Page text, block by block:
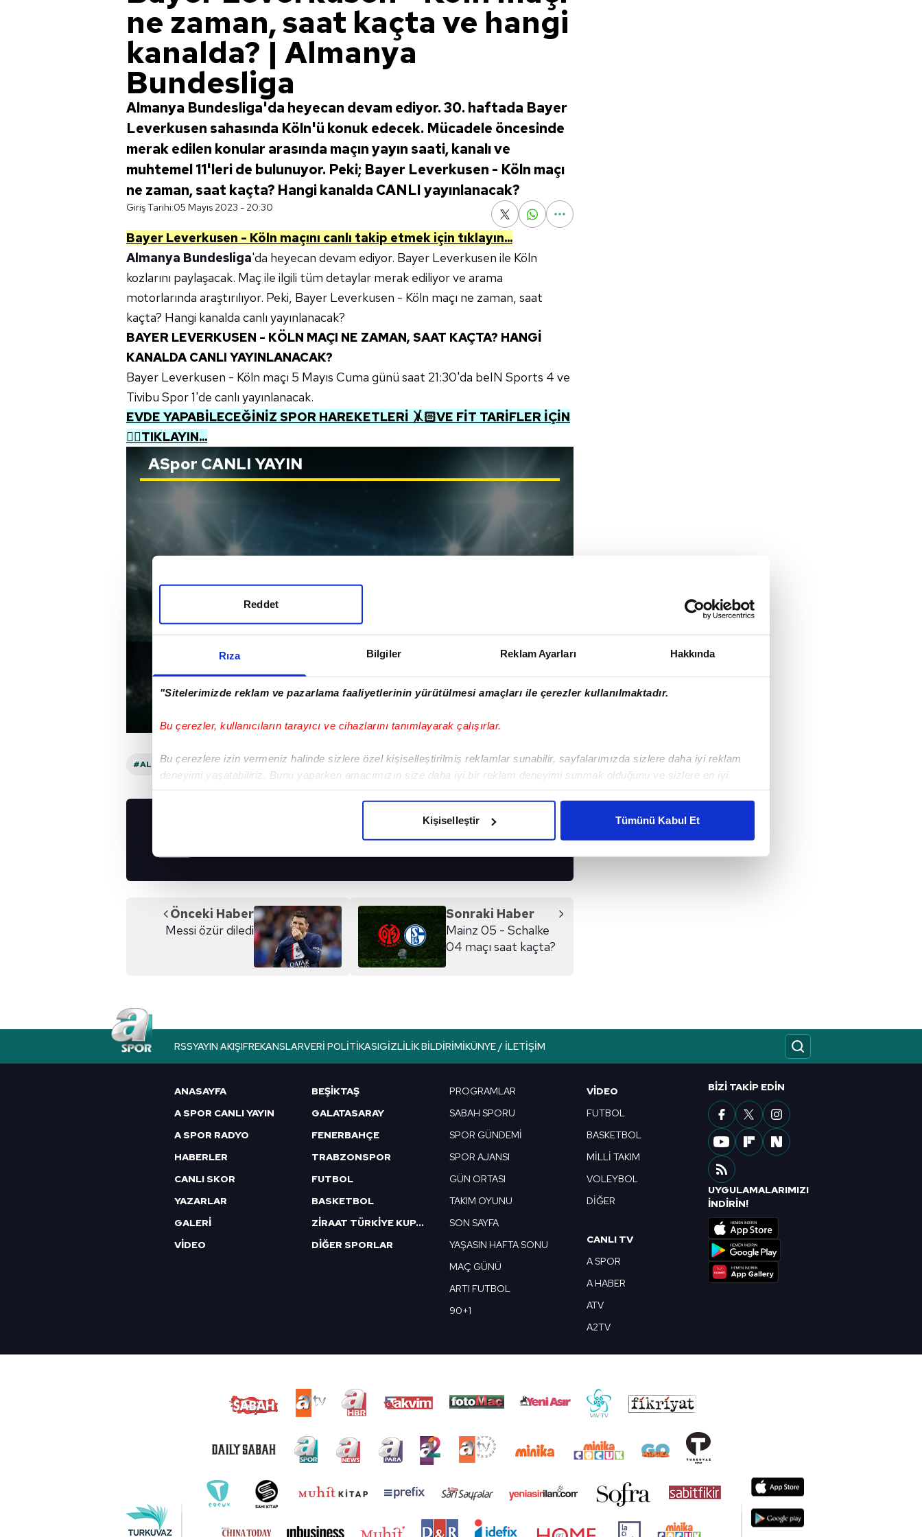
Rıza Bilgiler Reklam Ayarları Hakkında
"Sitelerimizde reklam ve pazarlama faaliyetlerinin yürütülmesi amaçları ile çerezler kullanılmaktadır.
Bu çerezler, kullanıcıların tarayıcı ve cihazlarını tanımlayarak çalışırlar.
Bu çerezlere izin vermeniz halinde sizlere özel kişiselleştirilmiş reklamlar sunabilir, sayfalarımızda sizlere daha iyi reklam
deneyimi yaşatabiliriz. Bunu yaparken amacımızın size daha iyi bir reklam deneyimi sunmak olduğunu ve sizlere en iyi
Her halükârda, kullanıcılar, bu çerezlere izin vermedikleri takdirde, kullanıcılara hedefli reklamlar gösterilmeyecektir."
amacıyla kullanılmaktadır. Diğer çerezler, sitemizin daha işlevsel kılınması ve kişiselleştirilmesi ve sizlere yönelik
reklam/pazarlama faaliyetlerinin yapılması, amaçlarıyla sınırlı olarak açık rızanız dahilinde kullanılacaktır.
Çerezlere ilişkin tercihlerinizi aşağıda yer alan panel vasıtasıyla belirleyebilirsiniz. Çerezlere ilişkin detaylı bilgi için Ayarlar
Reddet
Kişiselleştir Tümünü Kabul Et
ne zaman, saat kaçta ve hangi
kanalda? | Almanya
Bundesliga
Almanya Bundesliga'da heyecan devam ediyor. 30. haftada Bayer
Leverkusen sahasında Köln'ü konuk edecek. Mücadele öncesinde
merak edilen konular arasında maçın yayın saati, kanalı ve
muhtemel 11'leri de bulunuyor. Peki; Bayer Leverkusen - Köln maçı
ne zaman, saat kaçta? Hangi kanalda CANLI yayınlanacak?
Giriş Tarihi:05 Mayıs 2023 - 20:30
Bayer Leverkusen - Köln maçını canlı takip etmek için tıklayın...
Almanya Bundesliga'da heyecan devam ediyor. Bayer Leverkusen ile Köln
kozlarını paylaşacak. Maç ile ilgili tüm detaylar merak ediliyor ve arama
motorlarında araştırılıyor. Peki, Bayer Leverkusen - Köln maçı ne zaman, saat
kaçta? Hangi kanalda canlı yayınlanacak?
BAYER LEVERKUSEN - KÖLN MAÇI NE ZAMAN, SAAT KAÇTA? HANGİ
KANALDA CANLI YAYINLANACAK?
Bayer Leverkusen - Köln maçı 5 Mayıs Cuma günü saat 21:30'da beIN Sports 4 ve
Tivibu Spor 1'de canlı yayınlanacak.
EVDE YAPABİLECEĞİNİZ SPOR HAREKETLERİ 🤸🏻VE FİT TARİFLER İÇİN
👉🏼TIKLAYIN...
ASporCANLI YAYIN
#ALMANYA BUNDESLIGA
Önceki Haber
Messi özür diledi
Sonraki Haber
Mainz 05 - Schalke
04 maçı saat kaçta?
RSSYAYIN AKIŞIFREKANSLARVERI POLITIKASIGIZLILIK BILDIRIMIKÜNYE / İLETIŞIM
ANASAYFA
A SPOR CANLI YAYIN
A SPOR RADYO
HABERLER
CANLI SKOR
YAZARLAR
GALERİ
VİDEO
BEŞİKTAŞ
GALATASARAY
FENERBAHÇE
TRABZONSPOR
FUTBOL
BASKETBOL
ZİRAAT TÜRKİYE KUPASI
DİĞER SPORLAR
PROGRAMLAR
SABAH SPORU
SPOR GÜNDEMİ
SPOR AJANSI
GÜN ORTASI
TAKIM OYUNU
SON SAYFA
YAŞASIN HAFTA SONU
MAÇ GÜNÜ
ARTI FUTBOL
90+1
VIDEO
FUTBOL
BASKETBOL
MİLLİ TAKIM
VOLEYBOL
DİĞER
CANLI TV
A SPOR
A HABER
ATV
A2TV
BIZI TAKIP EDIN
UYGULAMALARIMIZI
İNDİRİN!